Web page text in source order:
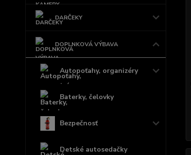
DARČEKY
DOPLNKOVÁ VÝBAVA
Autopoťahy, organizéry
Baterky, čelovky
Bezpečnosť
Detské autosedačky